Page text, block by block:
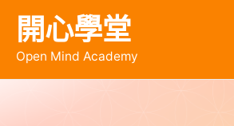
開心學堂
Open Mind Academy